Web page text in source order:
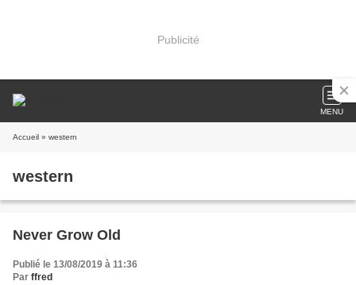
Publicité
MENU
Accueil » western
western
Never Grow Old
Publié le 13/08/2019 à 11:36
Par ffred